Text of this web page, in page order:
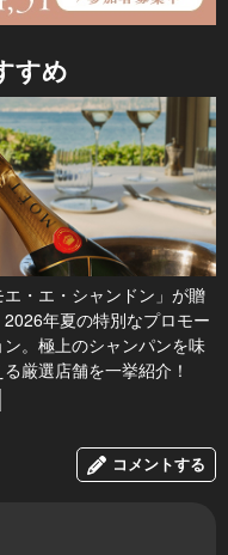
すめ
エ・エ・シャンドン」が贈
2026年夏の特別なプロモー
ン。極上のシャンパンを味
厳選店舗を一挙紹介！
コメントする